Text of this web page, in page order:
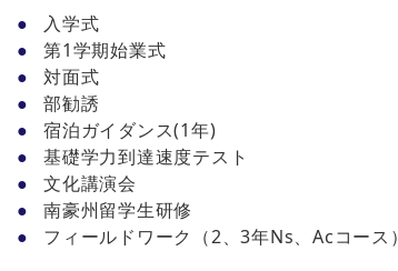
入学式
第1学期始業式
対面式
部勧誘
宿泊ガイダンス(1年)
基礎学力到達速度テスト
文化講演会
南豪州留学生研修
フィールドワーク（2、3年Ns、Acコース）